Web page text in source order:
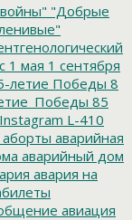
"Добрые
1 мая 1 сентября
летие Победы 8
85
Instagram L-410
аборты аварийная
аварийный дом
авария на
авиация